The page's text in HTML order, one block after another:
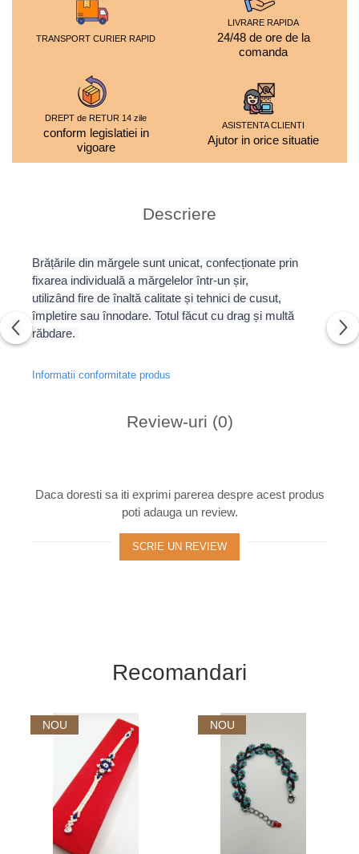
TRANSPORT CURIER RAPID
LIVRARE RAPIDA
24/48 de ore de la
comanda
DREPT de RETUR 14 zile
conform legislatiei in
vigoare
ASISTENTA CLIENTI
Ajutor in orice situatie
Descriere
Brățările din mărgele sunt unicat, confecționate prin
fixarea individuală a mărgelelor într-un șir,
utilizând fire de înaltă calitate și tehnici de cusut,
împletire sau înnodare. Totul făcut cu drag și multă
răbdare.
Informatii conformitate produs
Review-uri (0)
Daca doresti sa iti exprimi parerea despre acest produs
poti adauga un review.
SCRIE UN REVIEW
Recomandari
NOU NOU